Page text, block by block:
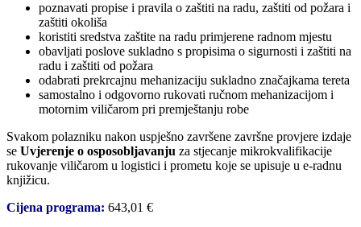
poznavati propise i pravila o zaštiti na radu, zaštiti od požara i
zaštiti okoliša
koristiti sredstva zaštite na radu primjerene radnom mjestu
obavljati poslove sukladno s propisima o sigurnosti i zaštiti na
radu i zaštiti od požara
odabrati prekrcajnu mehanizaciju sukladno značajkama tereta
samostalno i odgovorno rukovati ručnom mehanizacijom i
motornim viličarom pri premještanju robe
Svakom polazniku nakon uspješno završene završne provjere izdaje
se Uvjerenje o osposobljavanju za stjecanje mikrokvalifikacije
rukovanje viličarom u logistici i prometu koje se upisuje u e-radnu
knjižicu.
Cijena programa: 643,01 €